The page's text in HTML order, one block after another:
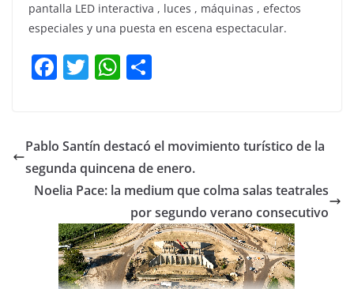
pantalla LED interactiva , luces , máquinas , efectos
especiales y una puesta en escena espectacular.
F
e
b
o
o
k
T
er
W
s
A
p
p
p
ar
tir
Pablo Santín destacó el movimiento turístico de la
segunda quincena de enero.
Noelia Pace: la medium que colma salas teatrales
por segundo verano consecutivo